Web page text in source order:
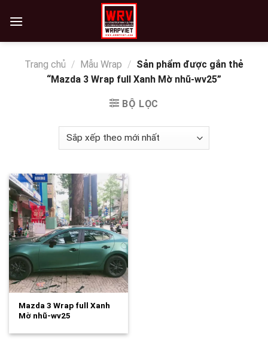
Trang chủ / Mẫu Wrap / Sản phẩm được gắn thẻ
“Mazda 3 Wrap full Xanh Mờ nhũ-wv25”
BỘ LỌC
Mazda 3 Wrap full Xanh
Mờ nhũ-wv25